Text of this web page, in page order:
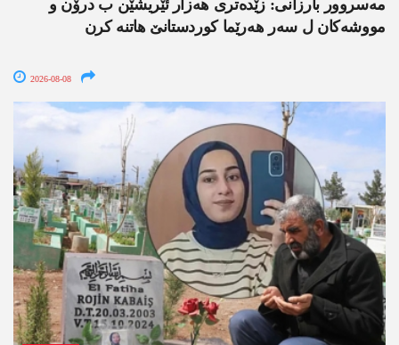
مەسروور بارزانی: زێدەتری ھەزار ئێریشێن ب درۆن و
مووشەکان ل سەر ھەرێما کوردستانێ ھاتنە کرن
2026-08-08